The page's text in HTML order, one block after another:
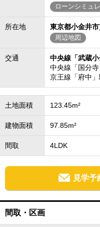
ローンシミュ
所在地 東京都小金井
周辺地図
交通
中央線「武蔵
中央線「国分
京王線「府中
土地面積 123.45m²
建物面積 97.85m²
間取 4LDK
見学予
間取・区画